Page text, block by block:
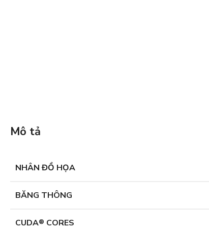
Mô tả
NHÂN ĐỒ HỌA
BĂNG THÔNG
CUDA® CORES